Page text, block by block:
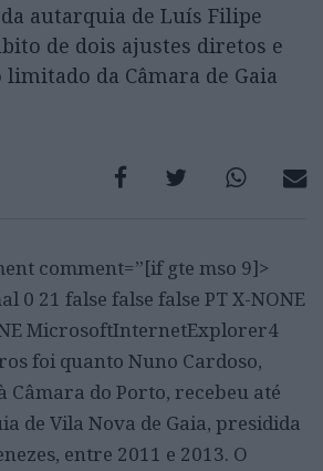
autarquia de Luís Filipe
de dois ajustes diretos e
da Câmara de Gaia
comment=”[if gte mso 9]>
0 21 false false false PT X-NONE
MicrosoftInternetExplorer4
foi quanto Nuno Cardoso,
Câmara do Porto, recebeu até
de Vila Nova de Gaia, presidida
entre 2011 e 2013. O